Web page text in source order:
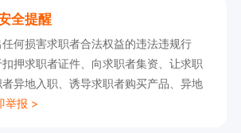
理—资深副经理—餐厅经理。
全提醒
何损害求职者合法权益的违法违规行
押求职者证件、向求职者集资、让求职
异地入职、诱导求职者购买产品、异地
举报 >